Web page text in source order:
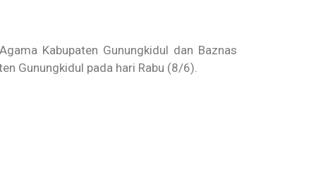
Kabupaten Gunungkidul dan Baznas
Gunungkidul pada hari Rabu (8/6).